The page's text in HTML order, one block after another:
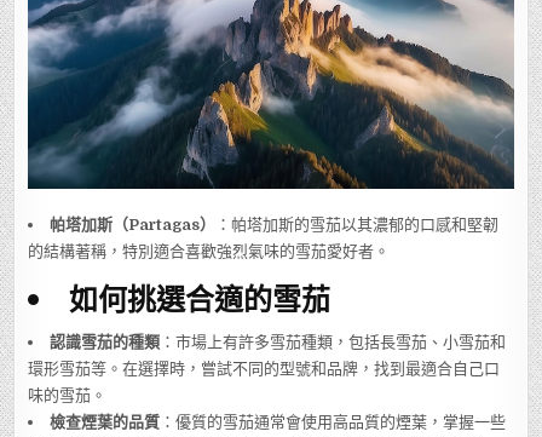
帕塔加斯（Partagas）
：帕塔加斯的雪茄以其濃郁的口感和堅韌
的結構著稱，特別適合喜歡強烈氣味的雪茄愛好者。
如何挑選合適的雪茄
認識雪茄的種類 ：市場上有許多雪茄種類，包括長雪茄、小雪茄和
環形雪茄等。在選擇時，嘗試不同的型號和品牌，找到最適合自己口
味的雪茄。
檢查煙葉的品質 ：優質的雪茄通常會使用高品質的煙葉，掌握一些